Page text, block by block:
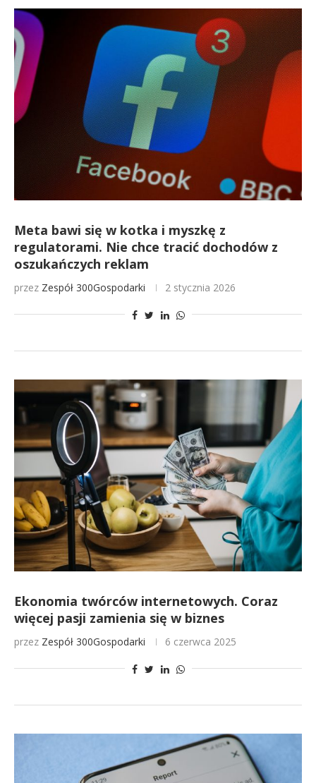
Meta bawi się w kotka i myszkę z
regulatorami. Nie chce tracić dochodów z
oszukańczych reklam
przez Zespół 300Gospodarki 2 stycznia 2026
Ekonomia twórców internetowych. Coraz
więcej pasji zamienia się w biznes
przez Zespół 300Gospodarki 6 czerwca 2025